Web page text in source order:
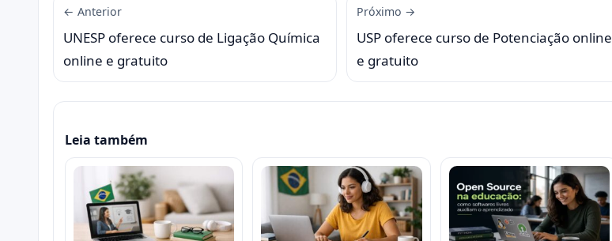
← Anterior
UNESP oferece curso de Ligação Química
online e gratuito
Próximo →
USP oferece curso de Potenciação online
e gratuito
Leia também